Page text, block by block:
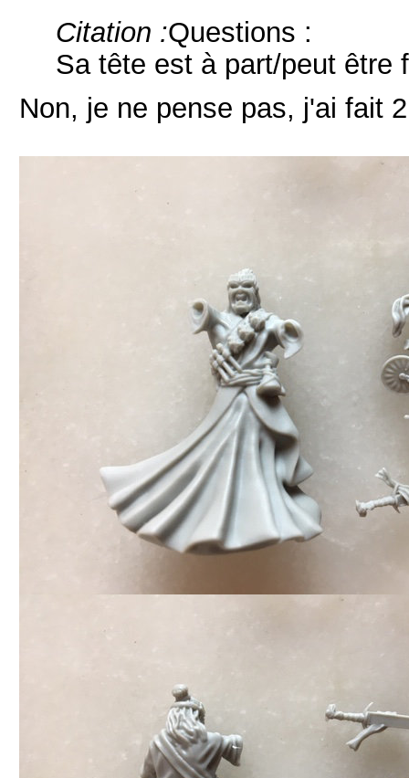
Citation :Questions :
Sa tête est à part/peut être
Non, je ne pense pas, j'ai fait